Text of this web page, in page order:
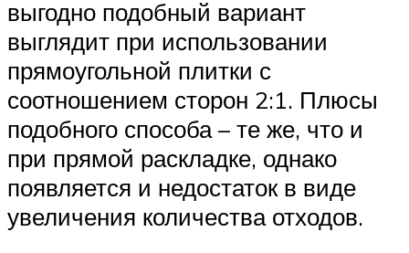
выгодно подобный вариант
выглядит при использовании
прямоугольной плитки с
соотношением сторон 2:1. Плюсы
подобного способа – те же, что и
при прямой раскладке, однако
появляется и недостаток в виде
увеличения количества отходов.